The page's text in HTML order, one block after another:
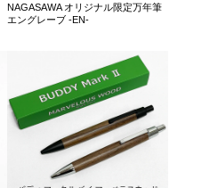
NAGASAWA オリジナル限定万年筆
エングレーブ -EN-